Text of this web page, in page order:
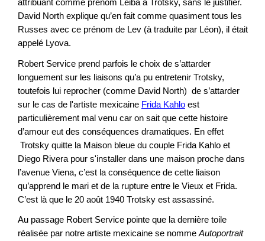
attribuant comme prénom Leiba à Trotsky, sans le justifier.
David North explique qu’en fait comme quasiment tous les
Russes avec ce prénom de Lev (à traduite par Léon), il était
appelé Lyova.
Robert Service prend parfois le choix de s’attarder
longuement sur les liaisons qu’a pu entretenir Trotsky,
toutefois lui reprocher (comme David North) de s’attarder
sur le cas de l'artiste mexicaine Frida Kahlo est
particulièrement mal venu car on sait que cette histoire
d’amour eut des conséquences dramatiques. En effet
Trotsky quitte la Maison bleue du couple Frida Kahlo et
Diego Rivera pour s'installer dans une maison proche dans
l’avenue Viena, c’est la conséquence de cette liaison
qu’apprend le mari et de la rupture entre le Vieux et Frida.
C’est là que le 20 août 1940 Trotsky est assassiné.
Au passage Robert Service pointe que la dernière toile
réalisée par notre artiste mexicaine se nomme Autoportrait